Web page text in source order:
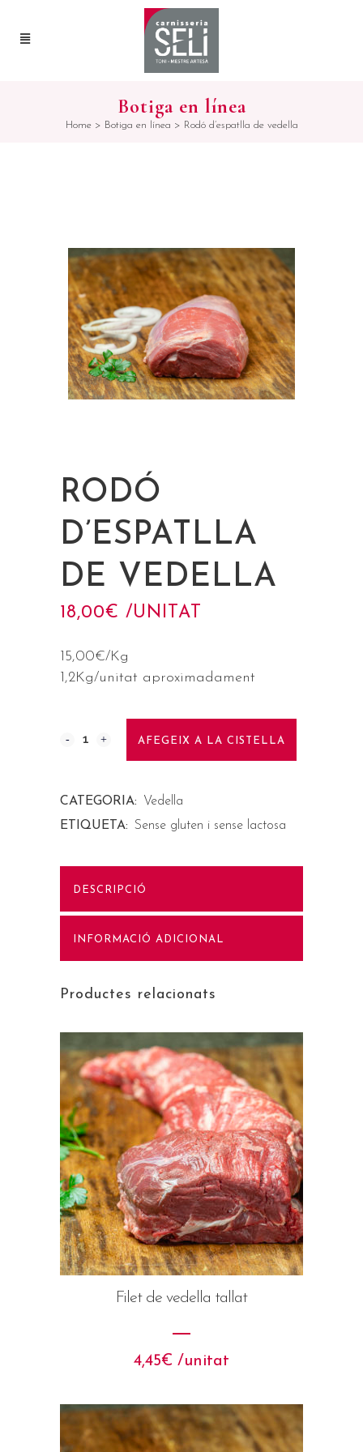
Botiga en línea
Home> Botiga en línea > Rodó d’espatlla de vedella
RODÓ
D’ESPATLLA
DE VEDELLA
18,00€ /UNITAT
15,00€/Kg
1,2Kg/unitat aproximadament
AFEGEIX A LA CISTELLA
CATEGORIA:
Vedella
ETIQUETA: Sense gluten i sense lactosa
DESCRIPCIÓ
INFORMACIÓ ADICIONAL
Productes relacionats
Filet de vedella tallat
4,45€ /unitat